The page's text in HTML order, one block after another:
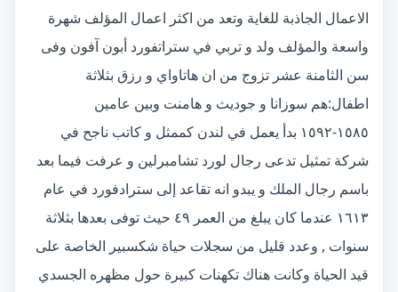
الاعمال الجاذبة للغاية وتعد من اكثر اعمال المؤلف شهرة
واسعة والمؤلف ولد و تربي في ستراتفورد أبون آفون وفى
سن الثامنة عشر تزوج من ان هاتاواي و رزق بثلاثة
اطفال:هم سوزانا و جوديث و هامنت وبين عامين
١٥٨٥-١٥٩٢ بدأ يعمل في لندن كممثل و كاتب ناجح في
شركة تمثيل تدعى رجال لورد تشامبرلين و عرفت فيما بعد
باسم رجال الملك و يبدو انه تقاعد إلى سترادفورد في عام
١٦١٣ عندما كان يبلغ من العمر ٤٩ حيث توفى بعدها بثلاثة
سنوات , وعدد قليل من سجلات حياة شكسبير الخاصة على
قيد الحياة وكانت هناك تكهنات كبيرة حول مظهره الجسدي